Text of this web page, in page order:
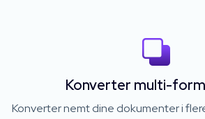
Konverter multi-
Konverter nemt dine dokumenter i